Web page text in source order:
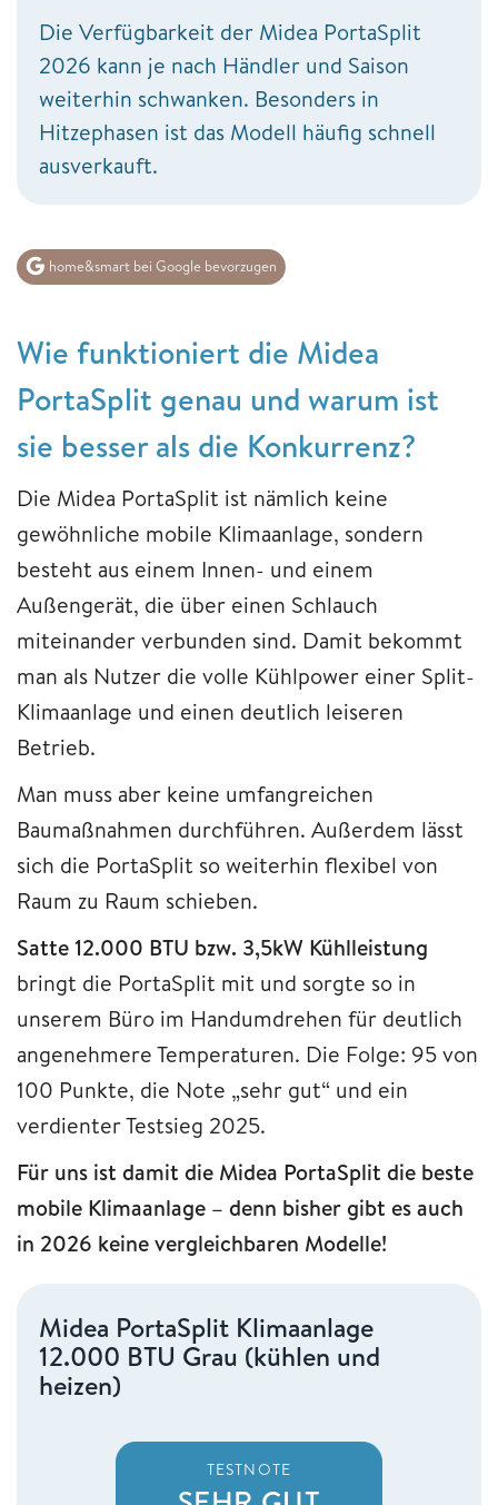
Die Verfügbarkeit der Midea PortaSplit
2026 kann je nach Händler und Saison
weiterhin schwanken. Besonders in
Hitzephasen ist das Modell häufig schnell
ausverkauft.
home&smart bei Google bevorzugen
Wie funktioniert die Midea
PortaSplit genau und warum ist
sie besser als die Konkurrenz?
Die Midea PortaSplit ist nämlich keine
gewöhnliche mobile Klimaanlage, sondern
besteht aus einem Innen- und einem
Außengerät, die über einen Schlauch
miteinander verbunden sind. Damit bekommt
man als Nutzer die volle Kühlpower einer Split-
Klimaanlage und einen deutlich leiseren
Betrieb.
Man muss aber keine umfangreichen
Baumaßnahmen durchführen. Außerdem lässt
sich die PortaSplit so weiterhin flexibel von
Raum zu Raum schieben.
Satte 12.000 BTU bzw. 3,5kW Kühlleistung
bringt die PortaSplit mit und sorgte so in
unserem Büro im Handumdrehen für deutlich
angenehmere Temperaturen. Die Folge: 95 von
100 Punkte, die Note „sehr gut“ und ein
verdienter Testsieg 2025.
Für uns ist damit die Midea PortaSplit die beste
mobile Klimaanlage – denn bisher gibt es auch
in 2026 keine vergleichbaren Modelle!
Midea PortaSplit Klimaanlage
12.000 BTU Grau (kühlen und
heizen)
TESTNOTE